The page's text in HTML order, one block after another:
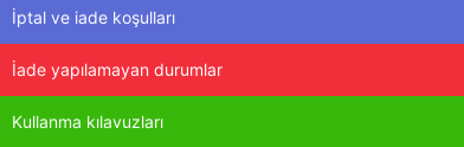
İptal ve iade koşulları
İade yapılamayan durumlar
Kullanma kılavuzları